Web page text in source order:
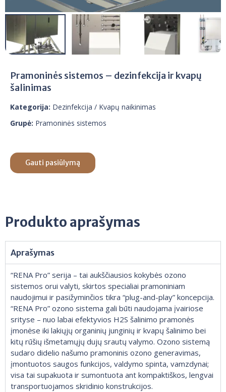
Pramoninės sistemos – dezinfekcija ir kvapų
šalinimas
Kategorija: Dezinfekcija / Kvapų naikinimas
Grupė: Pramoninės sistemos
Gauti pasiūlymą
Produkto aprašymas
Aprašymas
“RENA Pro” serija – tai aukščiausios kokybės ozono
sistemos orui valyti, skirtos specialiai pramoniniam
naudojimui ir pasižyminčios tikra “plug-and-play” koncepcija.
“RENA Pro” ozono sistema gali būti naudojama įvairiose
srityse – nuo labai efektyvios H2S šalinimo pramonės
įmonėse iki lakiųjų organinių junginių ir kvapų šalinimo bei
kitų rūšių išmetamųjų dujų srautų valymo. Ozono sistemą
sudaro didelio našumo pramoninis ozono generavimas,
įmontuotos saugos funkcijos, valdymo spinta, vamzdynai;
visa tai supakuota ir sumontuota ant kompaktiškos, lengvai
transportuojamos skridinio konstrukcijos.